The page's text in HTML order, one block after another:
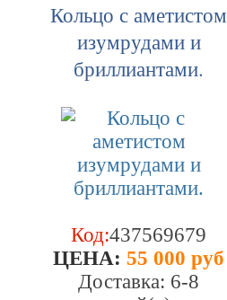
Кольцо с аметистом
изумрудами и
бриллиантами.
Код:437569679
ЦEHA: 55 000 руб
Доставка: 6-8